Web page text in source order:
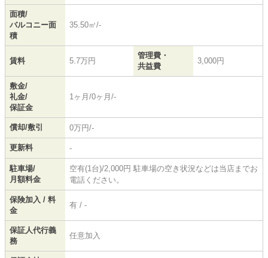
面積/
バルコニー面
積
35.50㎡/-
賃料 5.7万円
管理費・
共益費
3,000円
敷金/
礼金/
保証金
1ヶ月/0ヶ月/-
償却/敷引 0万円/-
更新料 -
駐車場/
月額料金
空有(1台)/2,000円 駐車場の空き状況などは当店までお
電話ください。
保険加入 / 料
金
有 / -
保証人代行義
務
任意加入